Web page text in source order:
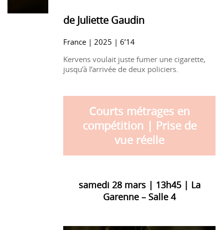
de Juliette Gaudin
France | 2025 | 6’14
Kervens voulait juste fumer une cigarette,
jusqu’à l’arrivée de deux policiers.
Courts métrages en
compétition | Prise de
vue réelle
samedi 28 mars | 13h45 | La
Garenne – Salle 4